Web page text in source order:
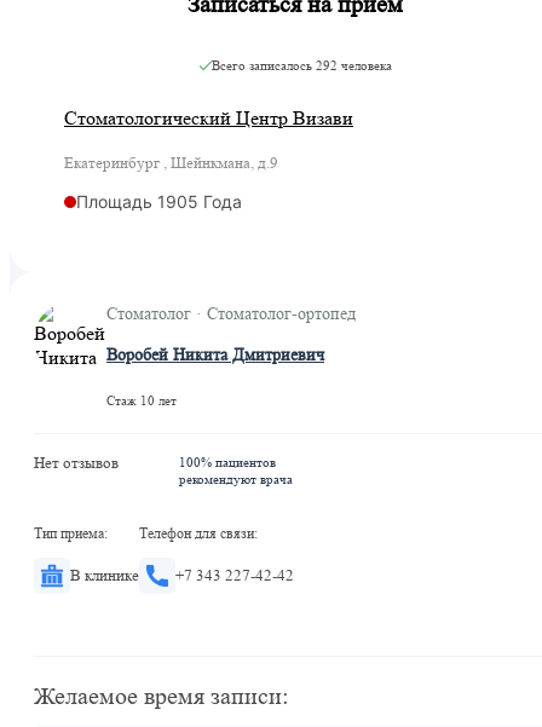
Всего записалось292 человека
Стоматологический Центр Визави
Екатеринбург , Шейнкмана, д.9
Площадь 1905 Года
Стоматолог · Стоматолог-ортопед
Воробей Никита Дмитриевич
Стаж 10 лет
Нет отзывов
100% пациентов
рекомендуют врача
Тип приема:
В клинике
Телефон для связи:
+7 343 227-42-42
Желаемое время записи: